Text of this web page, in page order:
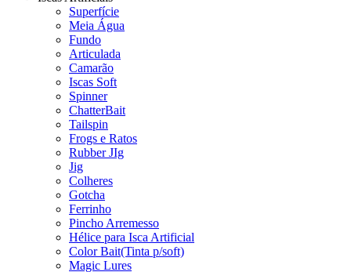
Superfície
Meia Água
Fundo
Articulada
Camarão
Iscas Soft
Spinner
ChatterBait
Tailspin
Frogs e Ratos
Rubber JIg
Jig
Colheres
Gotcha
Ferrinho
Pincho Arremesso
Hélice para Isca Artificial
Color Bait(Tinta p/soft)
Magic Lures